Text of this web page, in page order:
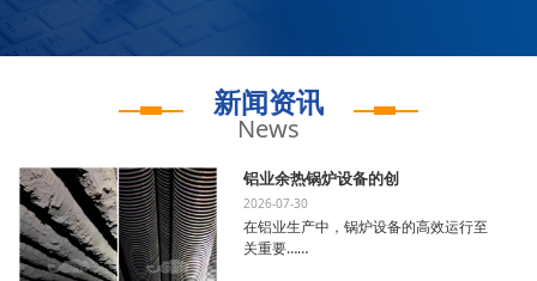
新闻资讯
News
铝业余热锅炉设备的创
2026-07-30
在铝业生产中，锅炉设备的高效运行至
关重要……